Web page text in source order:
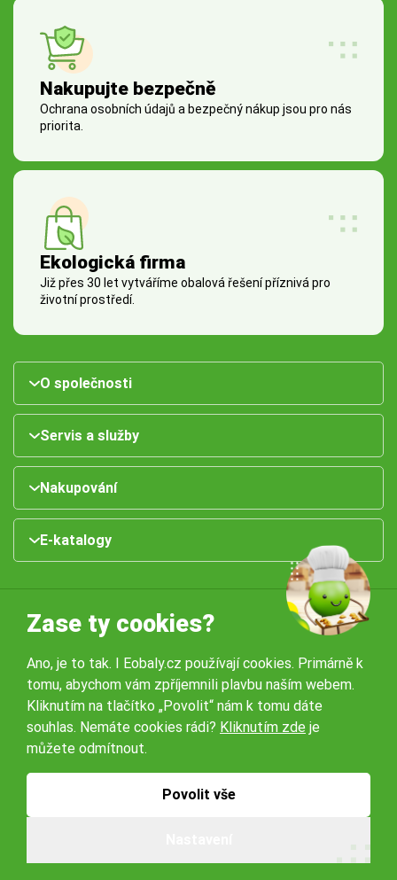
Nakupujte bezpečně
Ochrana osobních údajů a bezpečný nákup jsou pro nás
priorita.
Ekologická firma
Již přes 30 let vytváříme obalová řešení příznivá pro
životní prostředí.
O společnosti
Servis a služby
Nakupování
E-katalogy
Naše pobočky:
Obchodní podmínky
Zase ty cookies?
Ano, je to tak. I Eobaly.cz používají cookies. Primárně k
tomu, abychom vám zpříjemnili plavbu naším webem.
Kliknutím na tlačítko „Povolit“ nám k tomu dáte
souhlas. Nemáte cookies rádi? Kliknutím zde je
můžete odmítnout.
Povolit vše